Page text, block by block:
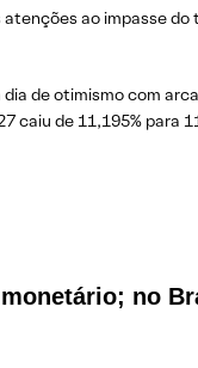
ao impasse
de otimismo com
caiu de 11,195% para
no